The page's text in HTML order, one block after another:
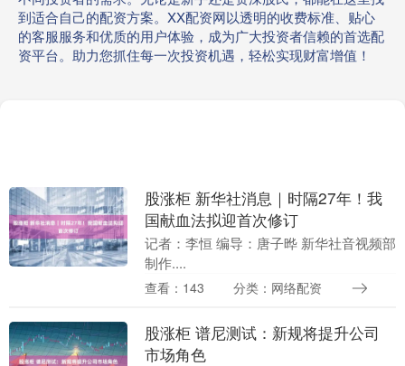
到适合自己的配资方案。XX配资网以透明的收费标准、贴心
的客服服务和优质的用户体验，成为广大投资者信赖的首选配
资平台。助力您抓住每一次投资机遇，轻松实现财富增值！
股涨柜 新华社消息｜时隔27年！我
国献血法拟迎首次修订
记者：李恒 编导：唐子晔 新华社音视频部
制作....
查看：143 分类：网络配资
股涨柜 谱尼测试：新规将提升公司
市场角色